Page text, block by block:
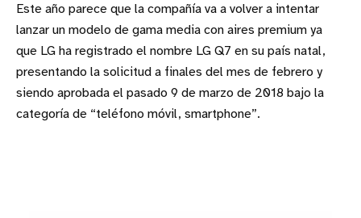
Este año parece que la compañía va a volver a intentar
lanzar un modelo de gama media con aires premium ya
que LG ha registrado el nombre LG Q7 en su país natal,
presentando la solicitud a finales del mes de febrero y
siendo aprobada el pasado 9 de marzo de 2018 bajo la
categoría de “teléfono móvil, smartphone”.